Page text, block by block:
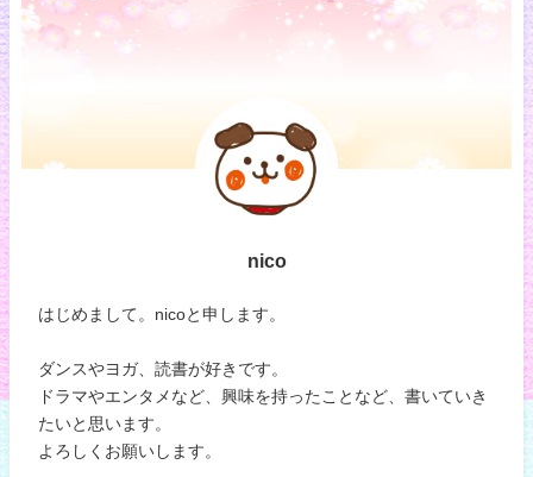
nico
はじめまして。nicoと申します。
ダンスやヨガ、読書が好きです。
ドラマやエンタメなど、興味を持ったことなど、書いていき
たいと思います。
よろしくお願いします。